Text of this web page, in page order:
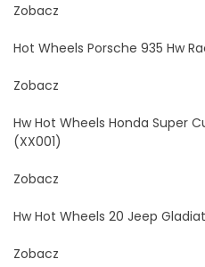
Zobacz
Hot Wheels Porsche 935 Hw
Zobacz
Hw Hot Wheels Honda Super
(XX001)
Zobacz
Hw Hot Wheels 20 Jeep
Zobacz